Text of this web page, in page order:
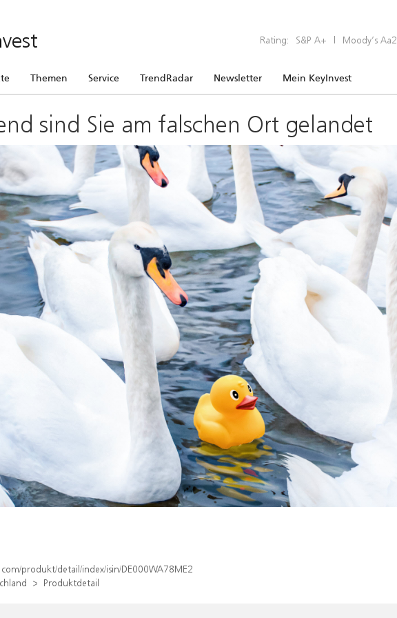
Rating: S&P A+ | Moody’s Aa2
Themen Service TrendRadar Newsletter Mein KeyInvest
sind Sie am falschen Ort gelandet
produkt/detail/index/isin/DE000WA78ME2
Produktdetail